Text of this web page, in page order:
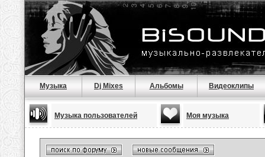
Музыка Dj Mixes Альбомы Видеоклипы
Музыка пользователей Моя музыка